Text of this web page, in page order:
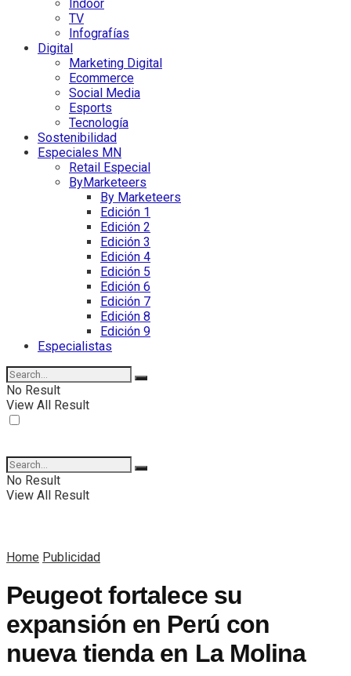
Indoor
TV
Infografías
Digital
Marketing Digital
Ecommerce
Social Media
Esports
Tecnología
Sostenibilidad
Especiales MN
Retail Especial
ByMarketeers
By Marketeers
Edición 1
Edición 2
Edición 3
Edición 4
Edición 5
Edición 6
Edición 7
Edición 8
Edición 9
Especialistas
No Result
View All Result
No Result
View All Result
Home Publicidad
Peugeot fortalece su
expansión en Perú con
nueva tienda en La Molina